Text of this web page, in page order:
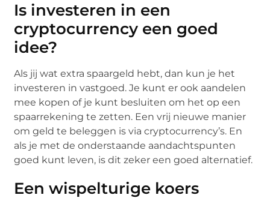
Is investeren in een
cryptocurrency een goed
idee?
Als jij wat extra spaargeld hebt, dan kun je het
investeren in vastgoed. Je kunt er ook aandelen
mee kopen of je kunt besluiten om het op een
spaarrekening te zetten. Een vrij nieuwe manier
om geld te beleggen is via cryptocurrency’s. En
als je met de onderstaande aandachtspunten
goed kunt leven, is dit zeker een goed alternatief.
Een wispelturige koers